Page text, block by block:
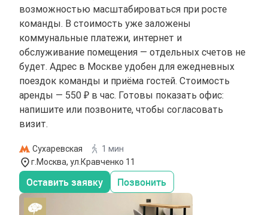
возможностью масштабироваться при росте
команды. В стоимость уже заложены
коммунальные платежи, интернет и
обслуживание помещения — отдельных счетов не
будет. Адрес в Москве удобен для ежедневных
поездок команды и приёма гостей. Стоимость
аренды — 550 ₽ в час. Готовы показать офис:
напишите или позвоните, чтобы согласовать
визит.
Сухаревская
1 мин
г.Москва, ул.Кравченко 11
Оставить заявку Позвонить